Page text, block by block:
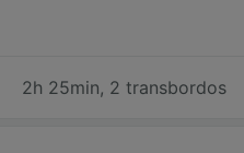
2h 25min, 2 transbordos